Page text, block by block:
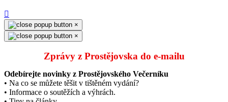
×
×
Zprávy z Prostějovska do e‑mailu
Odebírejte novinky z Prostějovského Večerníku
• Na co se můžete těšit v tištěném vydání?
• Informace o soutěžích a výhrách.